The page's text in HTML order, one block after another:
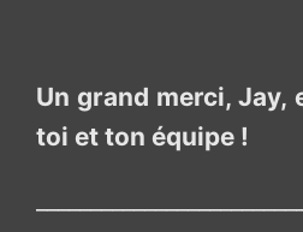
Un grand merci, Jay,
toi et ton équipe !